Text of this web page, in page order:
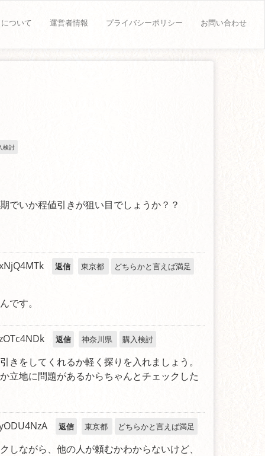
ついて 運営者情報 プライバシーポリシー お問い合わせ
検討
でいか程値引きが狙い目でしょうか？？
返信 東京都 どちらかと言えば満足
です。
返信 神奈川県 購入検討
をしてくれるか軽く探りを入れましょう。
立地に問題があるからちゃんとチェックした
返信 東京都 どちらかと言えば満足
ながら、他の人が頼むかわからないけど、